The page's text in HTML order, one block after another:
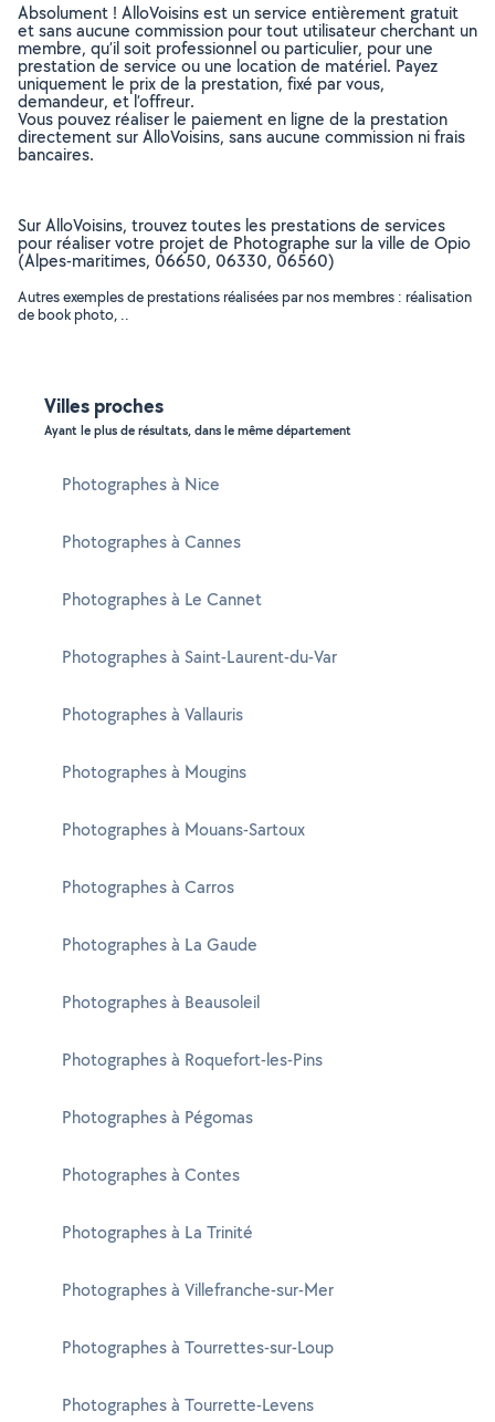
Absolument ! AlloVoisins est un service entièrement gratuit
et sans aucune commission pour tout utilisateur cherchant un
membre, qu’il soit professionnel ou particulier, pour une
prestation de service ou une location de matériel. Payez
uniquement le prix de la prestation, fixé par vous,
demandeur, et l’offreur.
Vous pouvez réaliser le paiement en ligne de la prestation
directement sur AlloVoisins, sans aucune commission ni frais
bancaires.
Sur AlloVoisins, trouvez toutes les prestations de services
pour réaliser votre projet de Photographe sur la ville de Opio
(Alpes-maritimes, 06650, 06330, 06560)
Autres exemples de prestations réalisées par nos membres : réalisation
de book photo, ..
Villes proches
Ayant le plus de résultats, dans le même département
Photographes à Nice
Photographes à Cannes
Photographes à Le Cannet
Photographes à Saint-Laurent-du-Var
Photographes à Vallauris
Photographes à Mougins
Photographes à Mouans-Sartoux
Photographes à Carros
Photographes à La Gaude
Photographes à Beausoleil
Photographes à Roquefort-les-Pins
Photographes à Pégomas
Photographes à Contes
Photographes à La Trinité
Photographes à Villefranche-sur-Mer
Photographes à Tourrettes-sur-Loup
Photographes à Tourrette-Levens